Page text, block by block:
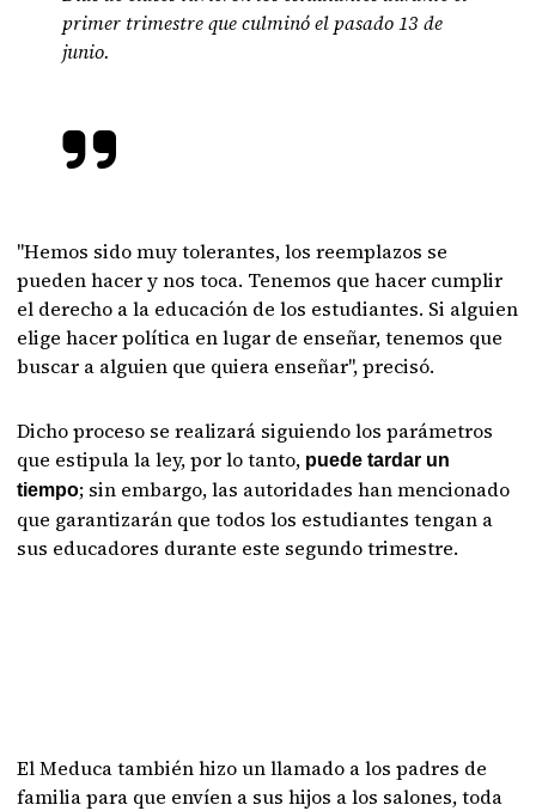
primer trimestre que culminó el pasado 13 de
junio.
"Hemos sido muy tolerantes, los reemplazos se
pueden hacer y nos toca. Tenemos que hacer cumplir
el derecho a la educación de los estudiantes. Si alguien
elige hacer política en lugar de enseñar, tenemos que
buscar a alguien que quiera enseñar", precisó.
Dicho proceso se realizará siguiendo los parámetros
que estipula la ley, por lo tanto, puede tardar un
tiempo; sin embargo, las autoridades han mencionado
que garantizarán que todos los estudiantes tengan a
sus educadores durante este segundo trimestre.
El Meduca también hizo un llamado a los padres de
familia para que envíen a sus hijos a los salones, toda